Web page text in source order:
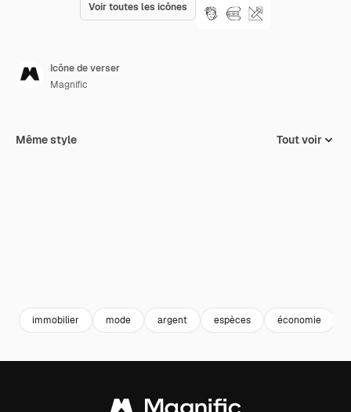
Voir toutes les icônes
Icône de verser
Magnific
Même style Tout voir
immobilier mode argent espèces économie